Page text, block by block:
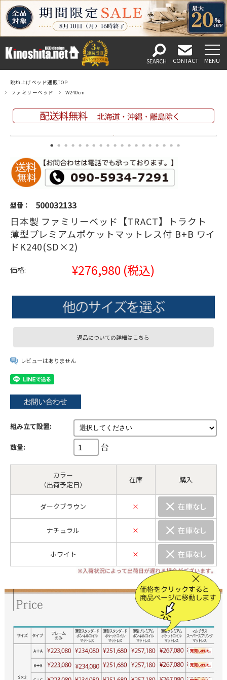
跳ね上げベッド通販TOP
ファミリーベッド
W240cm
型番： 500032133
日本製 ファミリーベッド【TRACT】トラクト
薄型プレミアムポケットマットレス付 B+B ワイ
ドK240(SD×2)
価格: ¥276,980 (税込)
返品についての詳細はこちら
レビューはありません
組み立て設置:
数量: 台
カラー
（出荷予定日）
在庫 購入
ダークブラウン ×
ナチュラル ×
ホワイト ×